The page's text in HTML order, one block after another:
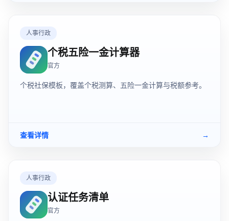
人事行政
个税五险一金计算器
官方
个税社保模板，覆盖个税测算、五险一金计算与税额参考。
查看详情 →
人事行政
认证任务清单
官方